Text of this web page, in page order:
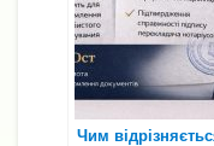
Чим